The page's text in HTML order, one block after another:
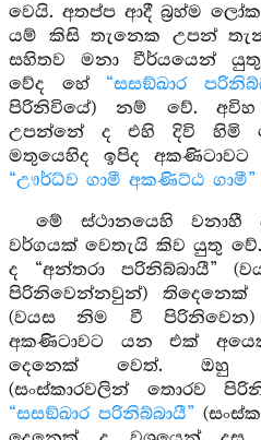
වෙයි. අතප්ප ආදී බ්‍රහ්ම
යම් කිසි තැනෙක උපන්
සහිතව මනා වීර්යයෙන්
වේද හේ “සසඞ්ඛාර
පිරිනිවියේ) නම් වේ.
උපන්නේ ද එහි දිවි හිමි
මතුයෙහිද ඉපිද
“ඌර්ධ්ව ගාමී අකණිට්ඨ ගාමී”
මේ ස්ථානයෙහි වනාහී
වර්ගයක් වෙතැයි කිව යුතු
ද “අන්තරා පරිනිබ්බායී”
පිරිනිවෙන්නවුන්) තිදෙනෙක්
(වයස නිම වී
අකණිටාවට යන එක්
දෙනෙක් වෙත්. ඔහු
(සංස්කාරවලින් තොරව
“සසඞ්ඛාර පරිනිබ්බායී”